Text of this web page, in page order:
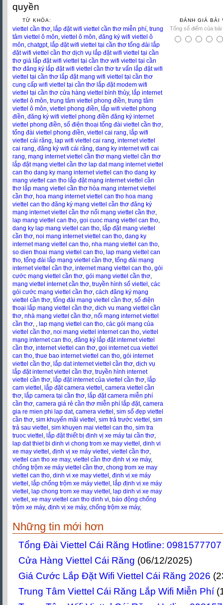
quyền
TỪ KHÓA:
viettel cần thơ lắp đặt wifi viettel cần thơ miễn phí trung
tâm viettel ô môn viettel ô môn đăng ký wifi viettel ô
môn chatgpt, lắp đặt wifi viettel tại cần thơ tổng đài lắp
đặt wifi viettel cần thơ dịch vụ lắp đặt wifi viettel tại cần
thơ giá lắp đặt wifi viettel tại cần thơ wifi viettel tại cần
thơ đăng ký lắp đặt wifi viettel cần thơ tư vấn lắp đặt wifi
viettel tại cần thơ lắp đặt mạng wifi viettel tại cần thơ
cung cấp wifi viettel tại cần thơ lắp đặt modem wifi
viettel tại cần thơ cửa hàng viettel bình thủy, lắp internet
viettel ô môn trung tâm viettel phong điền trung tâm
viettel ô môn viettel phong điền lắp wifi viettel phong
điền đăng ký wifi viettel phong điền đăng ký internet
viettel phong điền số điện thoại tổng đài viettel cần thơ
tổng đài viettel phong điền viettel cai rang lắp wifi
viettel cái răng lap wifi viettel cai rang internet viettel
cai rang đăng ký wifi cái răng dang ky internet wifi cai
rang mạng internet viettel cần thơ mạng viettel cần thơ
lắp đặt mạng viettel cần thơ lap dat mang internet viettel
can tho dang ky mang internet viettel can tho dang ky
mang viettel can tho lắp đặt mạng internet viettel cần
thơ lắp mang viettel cần thơ hòa mạng internet viettel
cần thơ hoa mang internet viettel can tho hoa mang
viettel can tho đăng ký mạng viettel cần thơ đăng ký
mạng internet viettel cần thơ nối mạng viettel cần thơ
lap mang viettel can tho goi cuoc mang viettel can tho
dang ky lap mang viettel can tho lắp đặt mang viettel
cần thơ noi mang internet viettel can tho dang ky
internet mang viettel can tho nha mang viettel can tho
so dien thoai mang viettel can tho lap mang viettel can
tho tổng đài lắp mạng viettel cần thơ tổng đài mạng
internet viettel cần thơ internet mang viettel can tho gói
cước mạng viettel cần thơ gói mạng viettel cần thơ
mạng viettel internet cần thơ truyền hình số viettel các
gói cước mạng viettel cần thơ cách đăng ký mạng
viettel cần thơ tổng đài mạng viettel cần thơ số điện
thoại lắp mạng viettel cần thơ dich vu mang viettel cần
thơ nhà mạng viettel cần thơ nối mạng internet viettel
cần thơ
lap mạng viettel can tho các gói mạng của
viettel cần thơ noi mang viettel internet can tho viettel
mạng internet can tho đăng ký lắp đặt internet viettel
cần thơ internet viettel can thơ goi internet cua viettel
can tho thue bao internet viettel can tho gói internet
viettel cần thơ lắp dat internet viettel cần thơ dịch vụ
lắp đặt internet viettel cần thơ truyền hình internet
viettel cần thơ lắp đặt internet của viettel cần thơ lắp
cam viettel lắp đặt camera viettel camera viettel cần
thơ lắp camera tại cần thơ lắp đặt camera miễn phí
cần thơ camera giá rẻ cần thơ miễn phí lắp đặt, camera
gia re mien phi lap dat, camera viettel sim số đẹp viettel
cần thơ sim khuyến mãi viettel sim trả trước viettel sim
trả sau viettel sim khuyen mai viettel can tho sim tra
truoc viettel lắp đặt thiết bị định vị xe máy tại cần thơ
lap dat thiet bi dinh vi chong trom xe may viettel dinh vi
xe may viettel định vị xe máy viettel viettel cần thơ
viettel can tho xe may, viettel cần thơ định vị xe máy,
chống trộm xe máy viettel cần thơ chong trom xe may
viettel can tho dinh vi xe may viettel định vị xe máy
viettel lắp chống trộm xe máy viettel lắp định vị xe máy
viettel lap chong trom xe may viettel lap dinh vi xe may
viettel xe may viettel can tho dinh vi báo động chống
trộm xe máy, định vị xe máy, chống trộm xe máy,
ĐÁNH GIÁ BÀI
Tổng số điểm của
Những tin mới hơn
Tổng Đài Viettel Cái Răng Hotline: 0981577707
Cửa Hàng Viettel Cái Răng (06/12/2025)
Giá Cước Lắp Đặt Wifi Viettel Cái Răng 2026
Trung Tâm Viettel Cái Răng Lắp Wifi Miễn Phí